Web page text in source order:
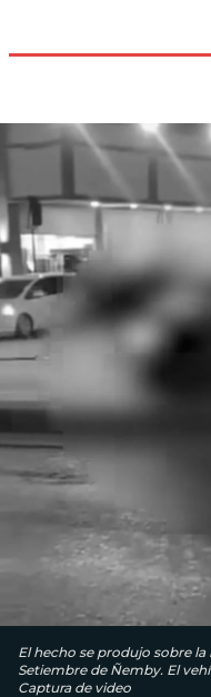
El hecho se produjo sobre la
Setiembre de Ñemby. El
Captura de video